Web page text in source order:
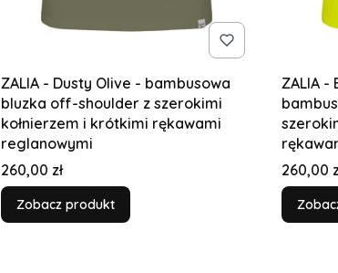
ZALIA - Dusty Olive - bambusowa
bluzka off-shoulder z szerokimi
kołnierzem i krótkimi rękawami
reglanowymi
Cena
260,00 zł
Zobacz produkt
ZALIA -
Cena
260,00